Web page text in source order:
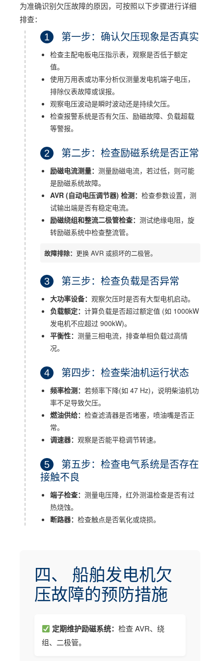
为准确识别欠压故障的原因，可按照以下步骤进行详细
排查：
1 第一步：确认欠压现象是否真实
检查主配电板电压指示表，观察是否低于额定
值。
使用万用表或功率分析仪测量发电机端子电压，
排除仪表故障或误报。
观察电压波动是瞬时波动还是持续欠压。
检查报警系统是否有欠压、励磁故障、负载超载
等警报。
2 第二步：检查励磁系统是否正常
励磁电流测量： 测量励磁电流，若过低，则可能
是励磁系统故障。
AVR (自动电压调节器) 检测： 检查参数设置，测
试输出端是否有稳定电流。
励磁绕组和整流二极管检查： 测试绝缘电阻，旋
转励磁系统中检查整流管。
故障排除： 更换 AVR 或损坏的二极管。
3 第三步：检查负载是否异常
大功率设备： 观察欠压时是否有大型电机启动。
负载额定： 计算负载是否超过额定值 (如 1000kW
发电机不应超过 900kW)。
平衡性： 测量三相电流，排查单相负载过高情
况。
4 第四步：检查柴油机运行状态
频率检测： 若频率下降(如 47 Hz)，说明柴油机功
率不足导致欠压。
燃油供给： 检查滤清器是否堵塞，喷油嘴是否正
常。
调速器： 观察是否能平稳调节转速。
5
第五步：检查电气系统是否存在
接触不良
端子检查： 测量电压降，红外测温检查是否有过
热烧蚀。
断路器： 检查触点是否氧化或烧损。
四、 船舶发电机欠
压故障的预防措施
定期维护励磁系统：检查 AVR、绕
组、二极管。